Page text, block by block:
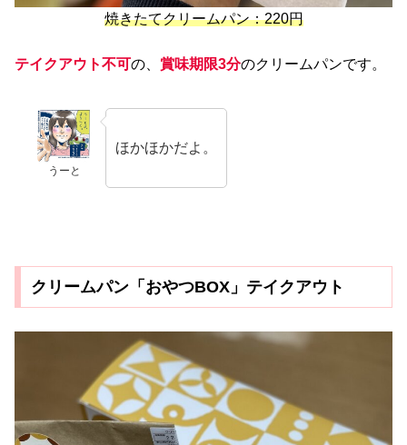
焼きたてクリームパン：220円
テイクアウト不可の、 賞味期限3分のクリームパンです。
うーと
ほかほかだよ。
クリームパン「おやつBOX」テイクアウト